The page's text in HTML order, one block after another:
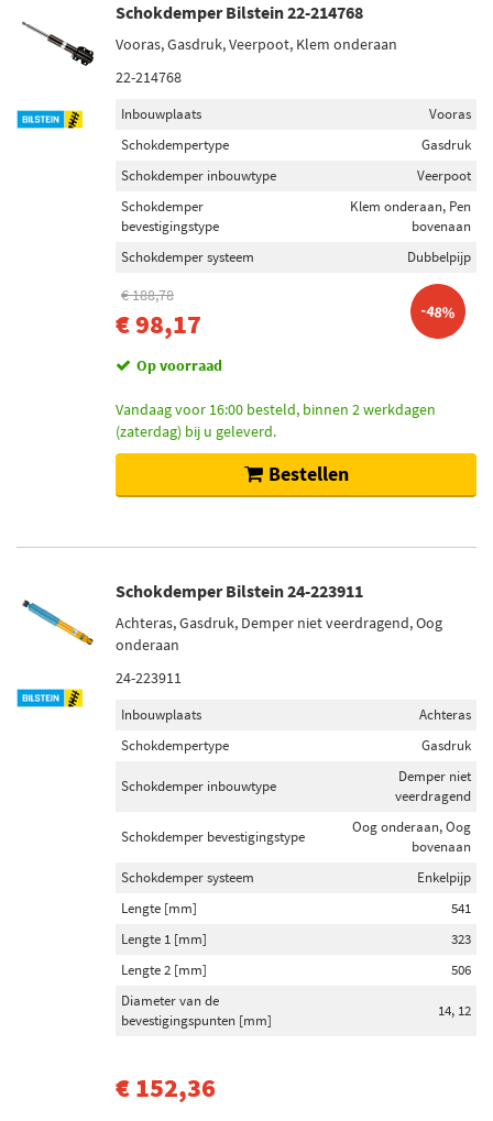
Schokdempertype
Gasdruk (59)
Oliedruk (43)
Schokdemper inbouwtype
Veerpoot (46)
Telescoop-schokdemper (43)
Demper niet veerdragend (6)
Veerdragende schokdemper (2)
Schokdemper bevestigingstype
Oog onderaan (53)
Pen bovenaan (47)
Toon meer
Voorraad
Niet op voorraad (73)
Schokdemper Bilstein 22-214768
Vooras, Gasdruk, Veerpoot, Klem onderaan
22-214768
Inbouwplaats
Vooras
Schokdempertype
Gasdruk
Schokdemper inbouwtype
Veerpoot
Schokdemper
bevestigingstype
Klem onderaan, Pen
bovenaan
Schokdemper systeem
Dubbelpijp
€ 188,78
€ 98,17 -48%
Op voorraad
Vandaag voor 16:00 besteld, binnen 2 werkdagen
(zaterdag) bij u geleverd.
Bestellen
Schokdemper Bilstein 24-223911
Achteras, Gasdruk, Demper niet veerdragend, Oog
onderaan
24-223911
Inbouwplaats
Achteras
Schokdempertype
Gasdruk
Schokdemper inbouwtype
Demper niet
veerdragend
Schokdemper bevestigingstype
Oog onderaan, Oog
bovenaan
Schokdemper systeem
Enkelpijp
Lengte [mm]
541
Lengte 1 [mm]
323
Lengte 2 [mm]
506
Diameter van de
bevestigingspunten [mm]
14, 12
€ 152,36